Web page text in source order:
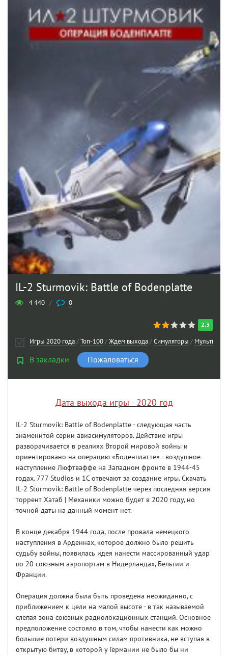
IL-2 Sturmovik: Battle of Bodenplatte
4 440 / 0
2.3
Игры 2020 года/Топ-100/Ждем выхода/Симуляторы /
В закладки Пожаловаться
Дата выхода игры - 2020 год
IL-2 Sturmovik: Battle of Bodenplatte - следующая часть
знаменитой серии авиасимуляторов. Действие игры
разворачивается в реалиях Второй мировой войны и
ориентировано на операцию «Боденплатте» - воздушное
наступление Люфтваффе на Западном фронте в 1944-45
годах. 777 Studios и 1C отвечают за создание игры. Скачать
IL-2 Sturmovik: Battle of Bodenplatte через последняя версия
торрент Хатаб | Механики можно будет в 2020 году, но
точной даты на данный момент нет.
В конце декабря 1944 года, после провала немецкого
наступления в Арденнах, которое должно было решить
судьбу войны, появилась идея нанести массированный удар
по 20 союзным аэропортам в Нидерландах, Бельгии и
Франции.
Операция должна была быть проведена неожиданно, с
приближением к цели на малой высоте - в так называемой
слепая зона союзных радиолокационных станций. Основное
предположение состояло в том, чтобы нанести как можно
большие потери воздушным силам противника, не вступая в
открытую битву, в которой у Германии не было бы ни